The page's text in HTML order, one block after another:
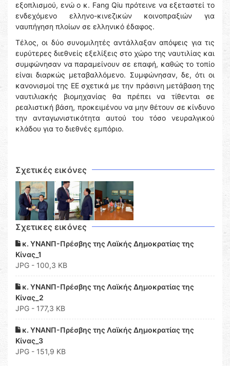
εξοπλισμού, ενώ ο κ. Fang Qiu πρότεινε να εξεταστεί το
ενδεχόμενο ελληνο-κινεζικών κοινοπραξιών για
ναυπήγηση πλοίων σε ελληνικό έδαφος.
Τέλος, οι δύο συνομιλητές αντάλλαξαν απόψεις για τις
ευρύτερες διεθνείς εξελίξεις στο χώρο της ναυτιλίας και
συμφώνησαν να παραμείνουν σε επαφή, καθώς το τοπίο
είναι διαρκώς μεταβαλλόμενο. Συμφώνησαν, δε, ότι οι
κανονισμοί της ΕΕ σχετικά με την πράσινη μετάβαση της
ναυτιλιακής βιομηχανίας θα πρέπει να τίθενται σε
ρεαλιστική βάση, προκειμένου να μην θέτουν σε κίνδυνο
την ανταγωνιστικότητα αυτού του τόσο νευραλγικού
κλάδου για το διεθνές εμπόριο.
Σχετικές εικόνες
Σχετικες εικόνες
κ. ΥΝΑΝΠ-Πρέσβης της Λαϊκής Δημοκρατίας της
Κίνας_1
JPG - 100,3 KB
κ. ΥΝΑΝΠ-Πρέσβης της Λαϊκής Δημοκρατίας της
Κίνας_2
JPG - 177,3 KB
κ. ΥΝΑΝΠ-Πρέσβης της Λαϊκής Δημοκρατίας της
Κίνας_3
JPG - 151,9 KB